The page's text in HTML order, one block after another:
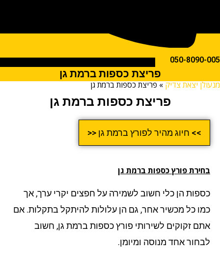
050-
פריצת כספות ברמת גן
יצאת צדיק»פריצת כספות ברמת גן
פריצת כספות ברמת גן
>> חיוג מהיר לפורץ ברמת גן <<
פורץ כספותברמת גן
הן כלי חשוב לשמירה על חפצים יקרי ערך, אך
כל מכשיר אחר, גם הן עלולות להיתקל בתקלות. אם
זקוקים לשירותי פורץ כספות ברמת גן, חשוב
אחד מנוסה ומיומן.